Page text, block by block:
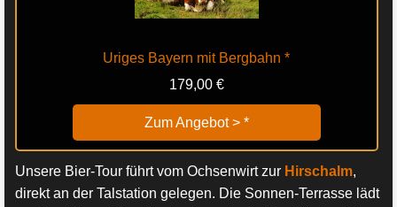
Uriges Bayern mit Bergbahn*
179,00 €
Zum Angebot > *
Unsere Bier-Tour führt vom Ochsenwirt zur Hirschalm,
direkt an der Talstation gelegen. Die Sonnen-Terrasse lädt